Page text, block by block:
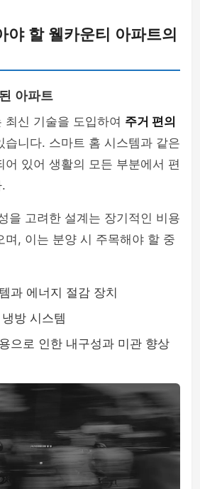
야 할 웰카운티 아파트의
아파트
최신 기술을 도입하여 주거 편의
습니다. 스마트 홈 시스템과 같은
어 있어 생활의 모든 부분에서 편
을 고려한 설계는 장기적인 비용
며, 이는 분양 시 주목해야 할 중
과 에너지 절감 장치
방 시스템
으로 인한 내구성과 미관 향상